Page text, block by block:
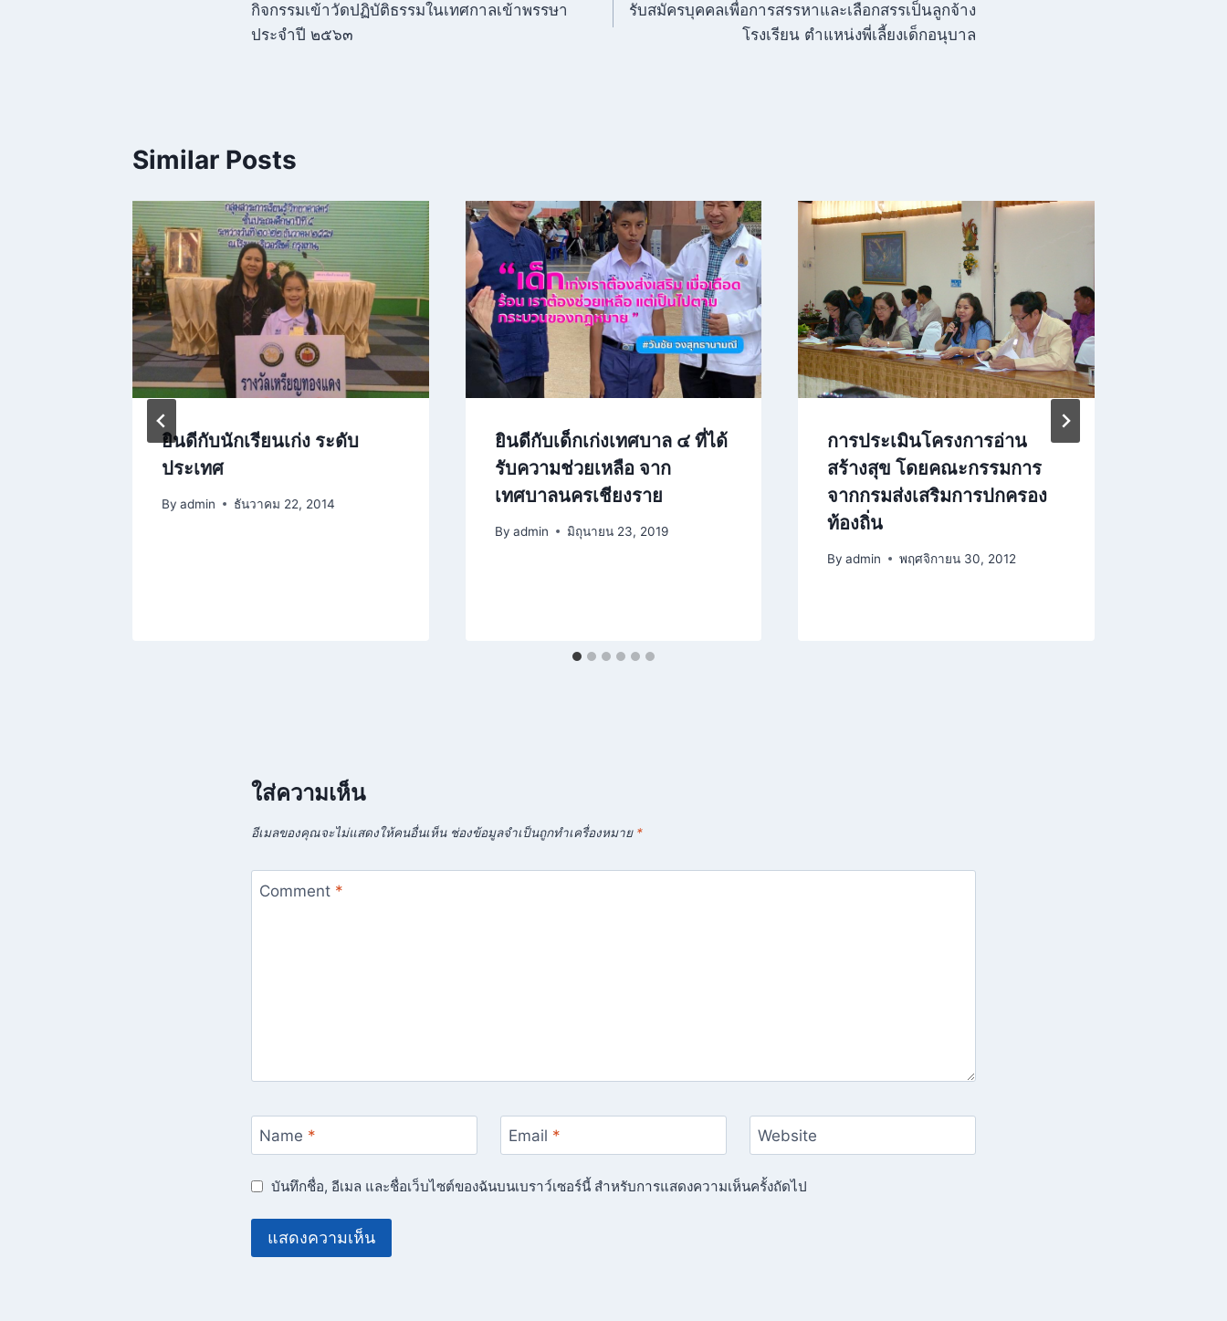
เรื่อง
กิจกรรมเข้าวัดปฏิบัติธรรมในเทศกาลเข้าพรรษา
ประจำปี ๒๕๖๓
รับสมัครบุคคลเพื่อการสรรหาและเลือกสรรเป็นลูกจ้าง
โรงเรียน ตำแหน่งพี่เลี้ยงเด็กอนุบาล
Similar Posts
ยินดีกับนักเรียนเก่ง ระดับ
ประเทศ
By admin ธันวาคม 22, 2014
ยินดีกับเด็กเก่งเทศบาล ๔ ที่ได้
รับความช่วยเหลือ จาก
เทศบาลนครเชียงราย
By admin มิถุนายน 23, 2019
การประเมินโครงการอ่าน
สร้างสุข โดยคณะกรรมการ
จากกรมส่งเสริมการปกครอง
ท้องถิ่น
By admin พฤศจิกายน 30, 2012
ใส่ความเห็น
อีเมลของคุณจะไม่แสดงให้คนอื่นเห็น ช่องข้อมูลจำเป็นถูกทำเครื่องหมาย *
Comment *
Name * Email * Website
บันทึกชื่อ, อีเมล และชื่อเว็บไซต์ของฉันบนเบราว์เซอร์นี้ สำหรับการแสดงความเห็นครั้งถัดไป